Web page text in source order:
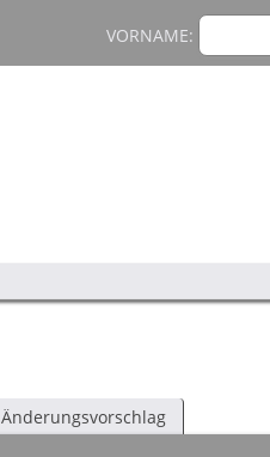
VORNAME:
Änderungsvorschlag